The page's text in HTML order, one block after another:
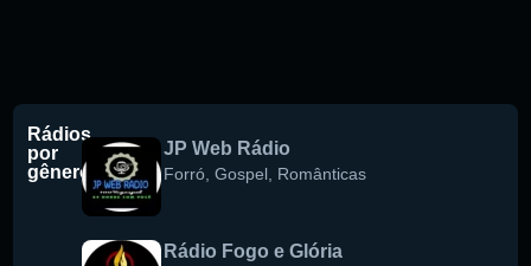
Rádios
por
gênero
JP Web Rádio
Forró ,Gospel Românticas
Rádio Fogo e Glória